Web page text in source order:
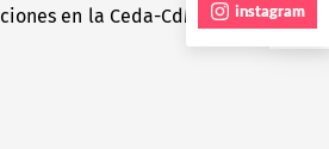
Next
post:
en la Ceda-CdMx instagram